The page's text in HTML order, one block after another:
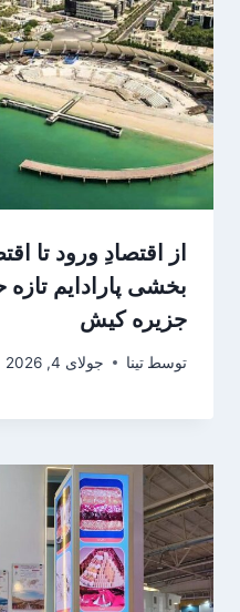
از اقتصادِ ورود تا
بخشی پارادایم
جزیره کیش
توسط تینا جولای 4, 2026